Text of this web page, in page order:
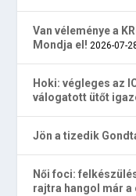
Van véleménye a
Mondja el! 2026-07-
Hoki: végleges az
válogatott ütőt
Jön a tizedik
Női foci:
rajtra hangol már a